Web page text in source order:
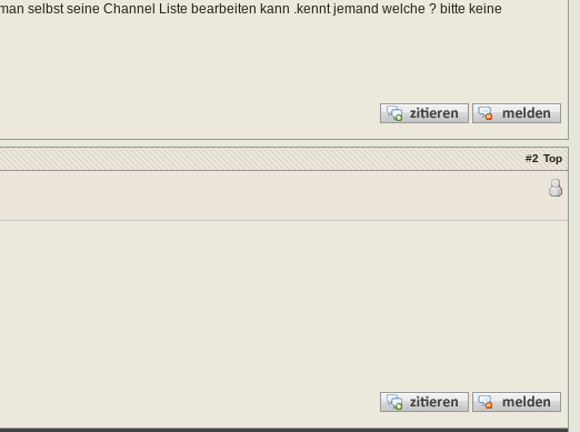
selbst seine Channel Liste bearbeiten kann .kennt jemand welche ? bitte keine
#2 Top